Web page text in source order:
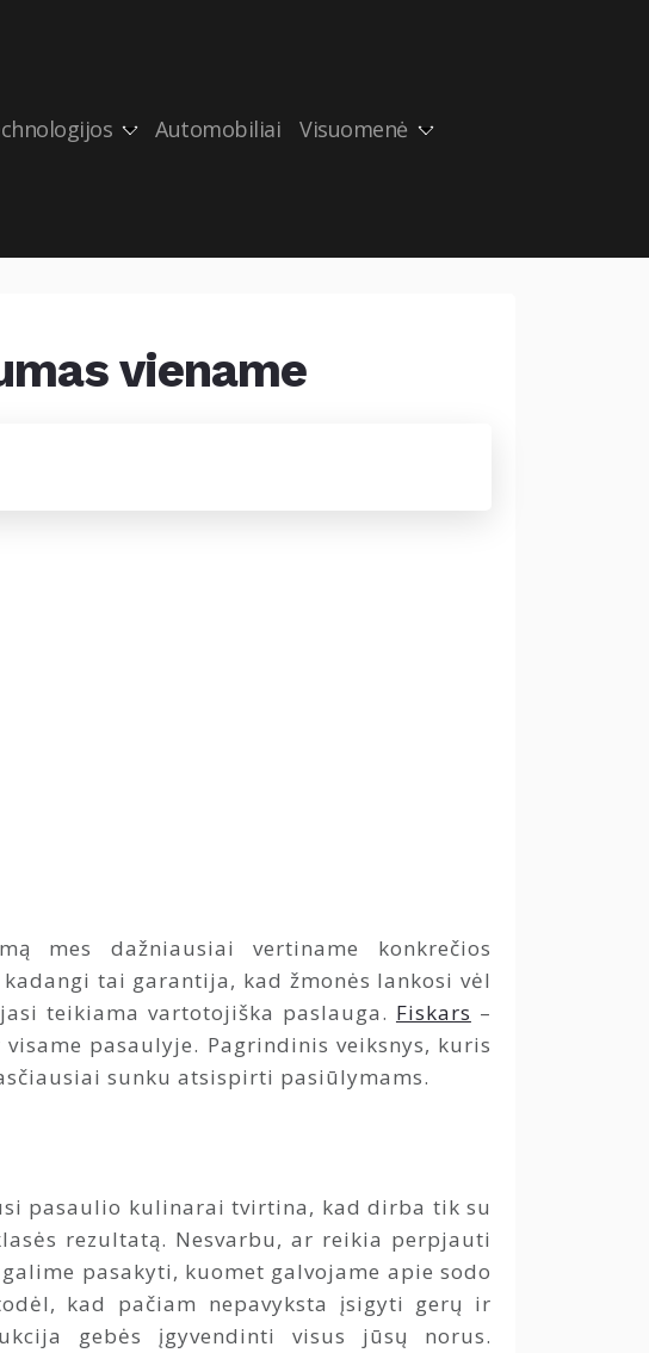
Automobiliai Visuomenė
viename
mes dažniausiai vertiname konkrečios
tai garantija, kad žmonės lankosi vėl
teikiama vartotojiška paslauga. Fiskars –
pasaulyje. Pagrindinis veiksnys, kuris
sunku atsispirti pasiūlymams.
pasaulio kulinarai tvirtina, kad dirba tik su
rezultatą. Nesvarbu, ar reikia perpjauti
pasakyti, kuomet galvojame apie sodo
kad pačiam nepavyksta įsigyti gerų ir
gebės įgyvendinti visus jūsų norus.